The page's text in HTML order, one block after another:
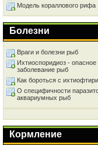
Модель кораллового рифа
Болезни
Враги и болезни рыб
Ихтиоспоридиоз - опасное
заболевание рыб
Как бороться с
О специфичности
аквариумных рыб
Кормление